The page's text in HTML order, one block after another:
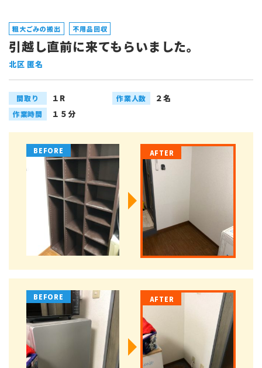
粗大ごみの搬出 不用品回収
引越し直前に来てもらいました。
北区 匿名
間取り １R 作業人数 ２名
作業時間 １５分